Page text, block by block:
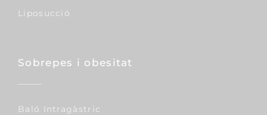
Liposucció
Sobrepes i obesitat
Baló Intragàstric